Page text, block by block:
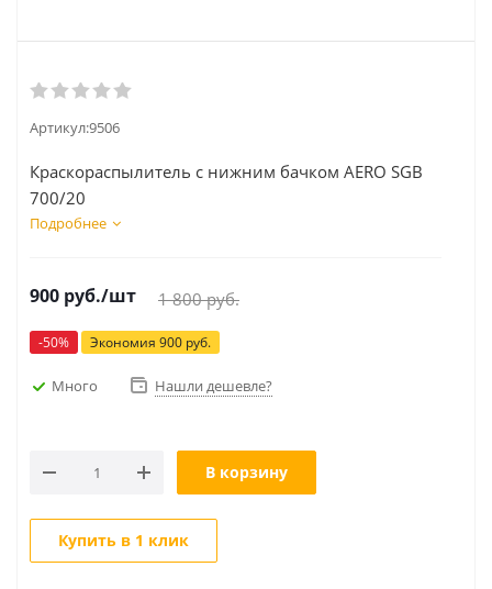
Артикул:9506
Краскораспылитель с нижним бачком AERO SGB
700/20
Подробнее
900 руб./шт 1 800руб.
-50% Экономия 900 руб.
Много Нашли дешевле?
В корзину
Купить в 1 клик